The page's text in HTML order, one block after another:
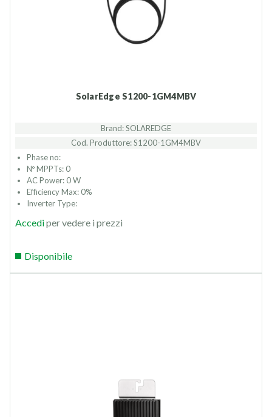
SolarEdge S1200-1GM4MBV
Brand: SOLAREDGE
Cod. Produttore: S1200-1GM4MBV
Phase no:
Nº MPPTs: 0
AC Power: 0 W
Efficiency Max: 0%
Inverter Type:
Accediper vedere i prezzi
Disponibile